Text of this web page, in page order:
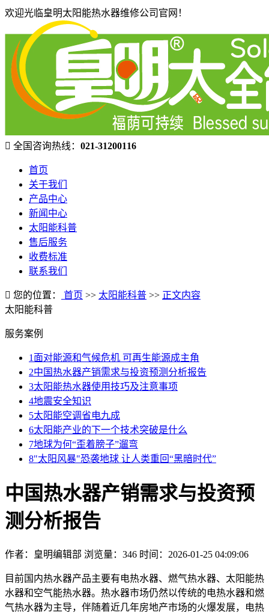
欢迎光临皇明太阳能热水器维修公司官网！
全国咨询热线： 021-31200116
首页
关于我们
产品中心
新闻中心
太阳能科普
售后服务
收费标准
联系我们
您的位置： 首页 >> 太阳能科普 >> 正文内容
太阳能科普
服务案例
1 面对能源和气候危机 可再生能源成主角
2中国热水器产销需求与投资预测分析报告
3太阳能热水器使用技巧及注意事项
4地震安全知识
5太阳能空调省电九成
6太阳能产业的下一个技术突破是什么
7地球为何“歪着膀子”遛弯
8"太阳风暴"恐袭地球 让人类重回“黑暗时代”
中国热水器产销需求与投资预
测分析报告
作者：皇明编辑部 浏览量：346 时间：2026-01-25 04:09:06
目前国内热水器产品主要有电热水器、燃气热水器、太阳能热
水器和空气能热水器。热水器市场仍然以传统的电热水器和燃
气热水器为主导，伴随着近几年房地产市场的火爆发展，电热